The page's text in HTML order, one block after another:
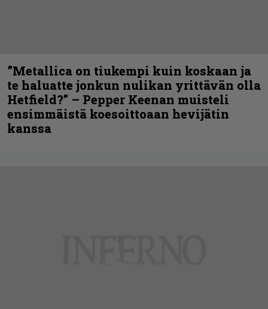
”Metallica on tiukempi kuin koskaan ja
te haluatte jonkun nulikan yrittävän olla
Hetfield?” – Pepper Keenan muisteli
ensimmäistä koesoittoaan hevijätin
kanssa